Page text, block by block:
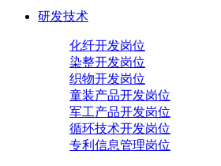
研发技术
化纤开发岗位
染整开发岗位
织物开发岗位
童装产品开发岗位
军工产品开发岗位
循环技术开发岗位
专利信息管理岗位